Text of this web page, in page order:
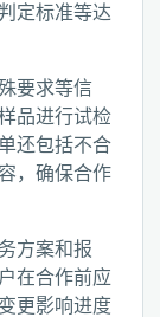
定标准等达
要求等信
品进行试检
还包括不合
，确保合作
方案和报
在合作前应
更影响进度